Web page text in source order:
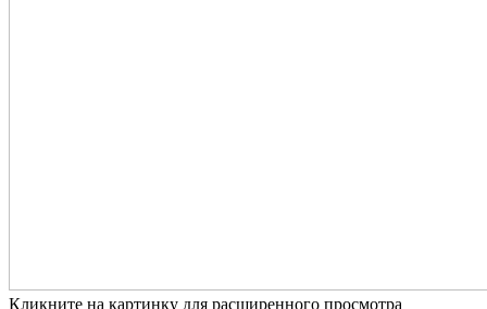
Кликните на картинку для расширенного просмотра